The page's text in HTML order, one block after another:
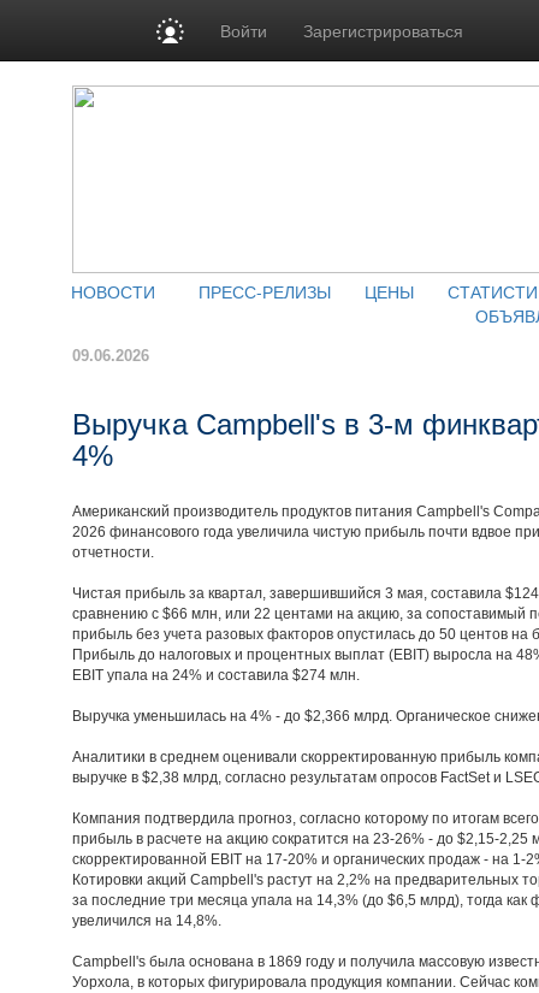
Войти Зарегистрироваться
НОВОСТИ ПРЕСС-РЕЛИЗЫ ЦЕНЫ
09.06.2026
Выручка Campbell's в 3-м
4%
Американский производитель продуктов питания Campbell's
2026 финансового года увеличила чистую прибыль почти вдвое
отчетности.
Чистая прибыль за квартал, завершившийся 3 мая, составила
сравнению с $66 млн, или 22 центами на акцию, за
прибыль без учета разовых факторов опустилась до 50 центов на
Прибыль до налоговых и процентных выплат (EBIT) выросла на
EBIT упала на 24% и составила $274 млн.
Выручка уменьшилась на 4% - до $2,366 млрд. Органическое
Аналитики в среднем оценивали скорректированную прибыль
выручке в $2,38 млрд, согласно результатам опросов FactSet и
Компания подтвердила прогноз, согласно которому по итогам
прибыль в расчете на акцию сократится на 23-26% - до $2,15-2,25
скорректированной EBIT на 17-20% и органических продаж - на 1-
Котировки акций Campbell's растут на 2,2% на предварительных
за последние три месяца упала на 14,3% (до $6,5 млрд), тогда
увеличился на 14,8%.
Campbell's была основана в 1869 году и получила массовую
Уорхола, в которых фигурировала продукция компании. Сейчас